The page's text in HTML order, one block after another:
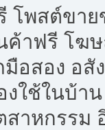
โพสต์ขา
ค้าฟรี โฆ
มือสอง อสั
งใช้ในบ้า
สาหกรรม